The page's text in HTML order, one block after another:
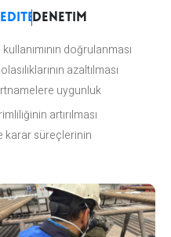
denetim
doğrulanması
azaltılması
uygunluk
artırılması
karar süreçlerinin